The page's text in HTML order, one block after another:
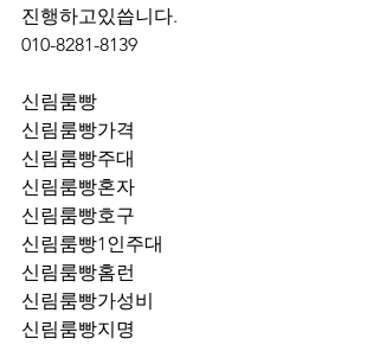
진행하고있씁니다.
010-8281-8139
신림룸빵
신림룸빵가격
신림룸빵주대
신림룸빵혼자
신림룸빵호구
신림룸빵1인주대
신림룸빵홈런
신림룸빵가성비
신림룸빵지명